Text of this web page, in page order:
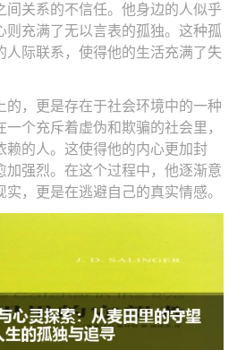
间关系的不信任。他身边的人似乎
则充满了无以言表的孤独。这种孤
人际联系，使得他的生活充满了失
的，更是存在于社会环境中的一种
个充斥着虚伪和欺骗的社会里，
赖的人。这使得他的内心更加封
加强烈。在这个过程中，他逐渐意
，更是在逃避自己的真实情感。